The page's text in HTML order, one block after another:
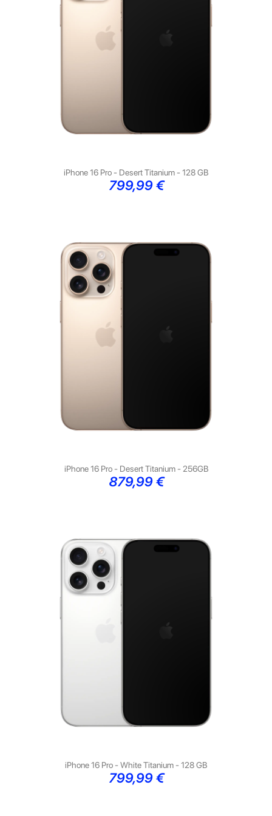
iPhone 16 Pro - Desert Titanium - 128 GB
Preço
799,99 €
iPhone 16 Pro - Desert Titanium - 256GB
Preço
879,99 €
iPhone 16 Pro - White Titanium - 128 GB
Preço
799,99 €